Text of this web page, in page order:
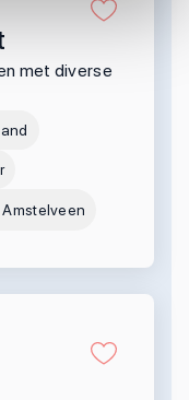
met diverse
Amstelveen